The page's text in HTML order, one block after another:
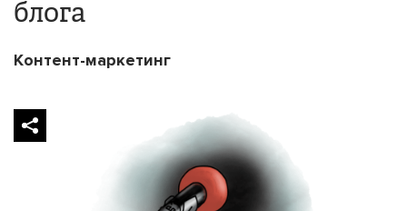
блога
Контент-маркетинг